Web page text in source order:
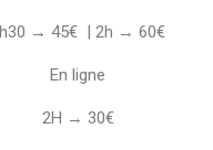
→ 45€ | 2h → 60€
En ligne
2H → 30€